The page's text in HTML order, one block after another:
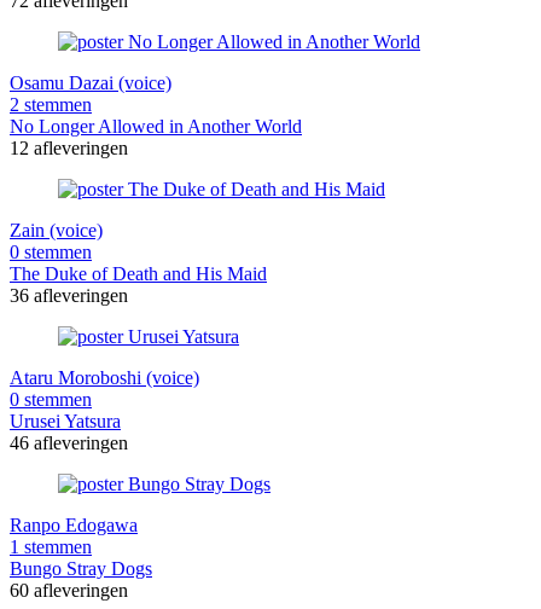
Osamu Dazai (voice)
2 stemmen
No Longer Allowed in Another World
12 afleveringen
Zain (voice)
0 stemmen
The Duke of Death and His Maid
36 afleveringen
Ataru Moroboshi (voice)
0 stemmen
Urusei Yatsura
46 afleveringen
Ranpo Edogawa
1 stemmen
Bungo Stray Dogs
60 afleveringen